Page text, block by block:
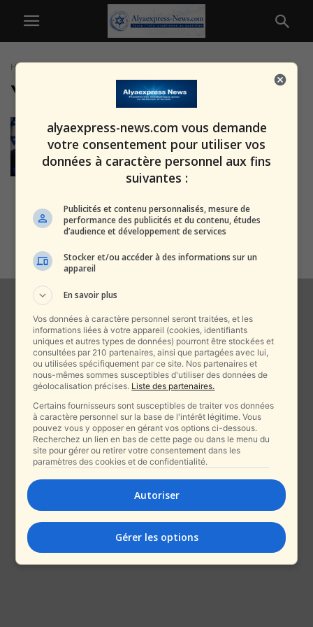
Home
Yaïr Golan
Lapid : « Les harédim livrent le
sang du chef d’état-major –...
alxprss_sab 30 juin 2026
Nouvelle passe d’armes contre
Yaïr Golan : Lieberman l’accuse
de «...
4 février 2026
alyaexpress-news.com vous demande
votre consentement pour utiliser vos
données à caractère personnel aux fins
suivantes :
Publicités et contenu personnalisés, mesure de
performance des publicités et du contenu, études
d’audience et développement de services
Stocker et/ou accéder à des informations sur un
appareil
En savoir plus
Vos données à caractère personnel seront traitées, et les
informations liées à votre appareil (cookies, identifiants
uniques et autres types de données) pourront être stockées et
consultées par 210 partenaires, ainsi que partagées avec lui,
ou utilisées spécifiquement par ce site. Nos partenaires et
nous-mêmes sommes susceptibles d'utiliser des données de
géolocalisation précises. Liste des partenaires.
Certains fournisseurs sont susceptibles de traiter vos données
à caractère personnel sur la base de l'intérêt légitime. Vous
pouvez vous y opposer en gérant vos options ci-dessous.
Recherchez un lien en bas de cette page ou dans le menu du
site pour gérer ou retirer votre consentement dans les
paramètres des cookies et de confidentialité.
Autoriser
Gérer les options